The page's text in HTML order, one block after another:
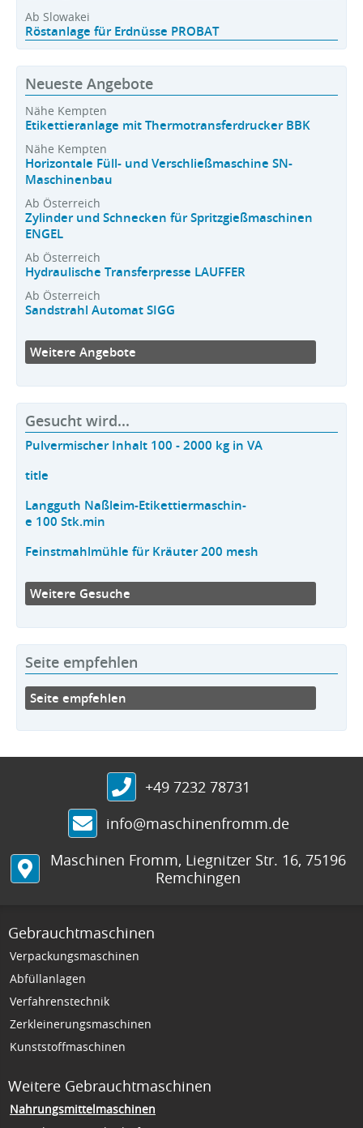
Ab Slowakei
Röstanlage für Erdnüsse PROBAT
Neueste Angebote
Nähe Kempten
Etikettieranlage mit Thermotransferdrucker BBK
Nähe Kempten
Horizontale Füll- und Verschließmaschine SN-
Maschinenbau
Ab Österreich
Zylinder und Schnecken für Spritzgießmaschinen
ENGEL
Ab Österreich
Hydraulische Transferpresse LAUFFER
Ab Österreich
Sandstrahl Automat SIGG
Weitere Angebote
Gesucht wird...
Pulvermischer Inhalt 100 - 2000 kg in VA
title
Langguth Naßleim-Etikettiermaschin-
e 100 Stk.min
Feinstmahlmühle für Kräuter 200 mesh
Weitere Gesuche
Seite empfehlen
Seite empfehlen
+49 7232 78731
info@maschinenfromm.de
Maschinen Fromm, Liegnitzer Str. 16, 75196
Remchingen
Gebrauchtmaschinen
Verpackungsmaschinen
Abfüllanlagen
Verfahrenstechnik
Zerkleinerungsmaschinen
Kunststoffmaschinen
Weitere Gebrauchtmaschinen
Nahrungsmittelmaschinen